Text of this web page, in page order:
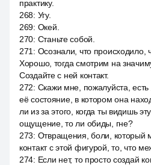
практику.
268: Угу.
269: Окей.
270: Станьте собой.
271 : Осознали, что происходило,
Хорошо, тогда смотрим на
Создайте с ней контакт.
272: Скажи мне, пожалуйста, есть
её состояние, в котором она
ли из за этого, когда ты видишь
ощущение, то ли обиды, гне?
273: Отвращения, боли, который
контакт с этой фигурой, то, что
274: Если нет, то просто создай